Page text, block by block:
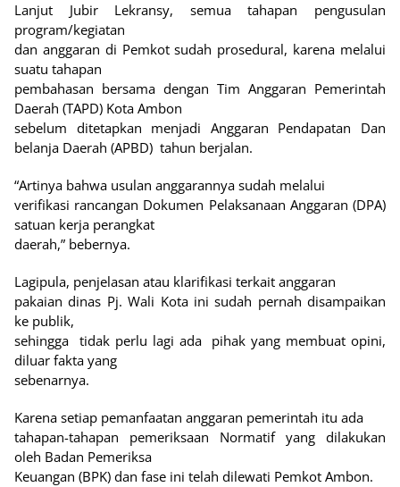
Lanjut Jubir Lekransy, semua tahapan pengusulan
program/kegiatan
dan anggaran di Pemkot sudah prosedural, karena melalui
suatu tahapan
pembahasan bersama dengan Tim Anggaran Pemerintah
Daerah (TAPD) Kota Ambon
sebelum ditetapkan menjadi Anggaran Pendapatan Dan
belanja Daerah (APBD) tahun berjalan.
“Artinya bahwa usulan anggarannya sudah melalui
verifikasi rancangan Dokumen Pelaksanaan Anggaran (DPA)
satuan kerja perangkat
daerah,” bebernya.
Lagipula, penjelasan atau klarifikasi terkait anggaran
pakaian dinas Pj. Wali Kota ini sudah pernah disampaikan
ke publik,
sehingga tidak perlu lagi ada
pihak yang membuat opini,
diluar fakta yang
sebenarnya.
Karena setiap pemanfaatan anggaran pemerintah itu ada
tahapan-tahapan pemeriksaan Normatif yang dilakukan
oleh Badan Pemeriksa
Keuangan (BPK) dan fase ini telah dilewati Pemkot Ambon.